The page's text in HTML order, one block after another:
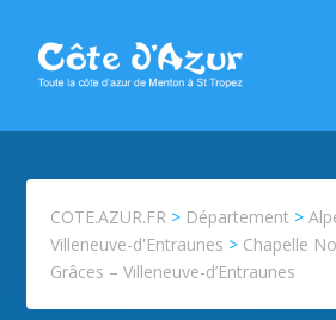
COTE.AZUR.FR > Département >
Villeneuve-d'Entraunes > Chapelle
Grâces – Villeneuve-d’Entraunes